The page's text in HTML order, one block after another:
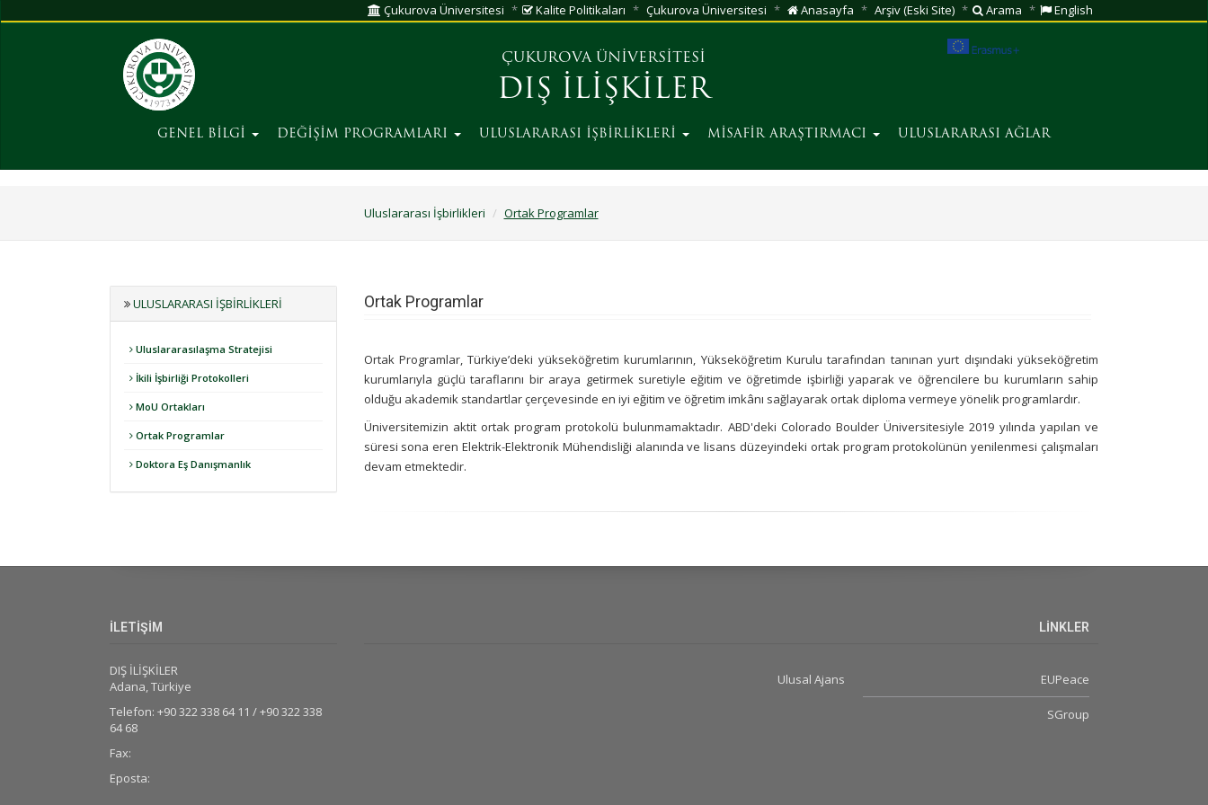
Çukurova Üniversitesi Kalite Politikaları Çukurova Üniversitesi Anasayfa Arşiv (Eski Site) Arama English
ÇUKUROVA ÜNİVERSİTESİ
DIŞ İLİŞKİLER
GENEL BİLGİ DEĞİŞİM PROGRAMLARI ULUSLARARASI İŞBİRLİKLERİ MİSAFİR ARAŞTIRMACI ULUSLARARASI AĞLAR
Uluslararası İşbirlikleri Ortak Programlar
ULUSLARARASI İŞBIRLIKLERI
Uluslararasılaşma Stratejisi
İkili İşbirliği Protokolleri
MoU Ortakları
Ortak Programlar
Doktora Eş Danışmanlık
Ortak Programlar
Ortak Programlar, Türkiye’deki yükseköğretim kurumlarının, Yükseköğretim Kurulu tarafından tanınan yurt dışındaki yükseköğretim
kurumlarıyla güçlü taraflarını bir araya getirmek suretiyle eğitim ve öğretimde işbirliği yaparak ve öğrencilere bu kurumların sahip
olduğu akademik standartlar çerçevesinde en iyi eğitim ve öğretim imkânı sağlayarak ortak diploma vermeye yönelik programlardır.
Üniversitemizin aktit ortak program protokolü bulunmamaktadır. ABD'deki Colorado Boulder Üniversitesiyle 2019 yılında yapılan ve
süresi sona eren Elektrik-Elektronik Mühendisliği alanında ve lisans düzeyindeki ortak program protokolünün yenilenmesi çalışmaları
devam etmektedir.
İLETİŞİM
DIŞ İLİŞKİLER
Adana, Türkiye
Telefon: +90 322 338 64 11 / +90 322 338
64 68
Fax:
Eposta:
LİNKLER
EUPeace
SGroup
Ulusal Ajans